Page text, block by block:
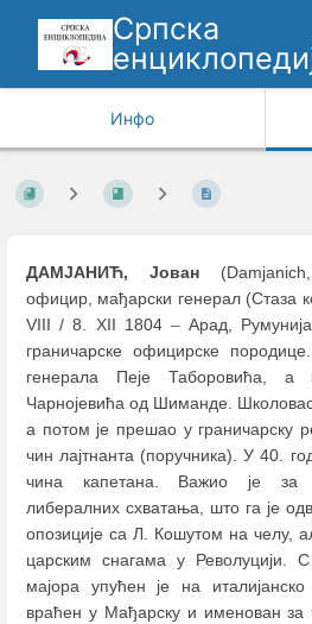
Српска
Инфо
ДАМЈАНИЋ, Јован
официр, мађарски генерал (Стаза
VIII / 8. XII 1804 –Арад,
граничарске официрске
генерала Пеје Таборовића,
Чарнојевића од Шиманде.
а потом је прешао у граничарску
чин лајтнанта (поручника). У 40.
чина капетана. Важио је за
либералних схватања, што га је
опозиције са Л. Кошутом на челу,
царским снагама у Револуцији.
мајора упућен је на
враћен у Мађарску и именован